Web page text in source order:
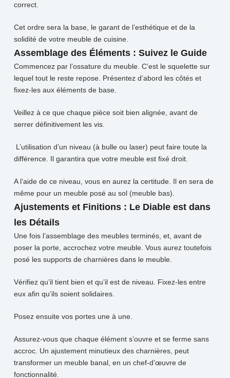
correct.
Cet ordre sera la base, le garant de l’esthétique et de la
solidité de votre meuble de cuisine.
Assemblage des Éléments : Suivez le Guide
Commencez par l’ossature du meuble. C’est le squelette sur
lequel tout le reste repose. Présentez d’abord les côtés et
fixez-les aux éléments de base.
Veillez à ce que chaque pièce soit bien alignée, avant de
serrer définitivement les vis.
L’utilisation d’un niveau (à bulle ou laser) peut faire toute la
différence. Il garantira que votre meuble est fixé droit.
A l’aide de ce niveau, vous en aurez la certitude. Il en sera de
même pour un meuble posé au sol (meuble bas).
Ajustements et Finitions : Le Diable est dans
les Détails
Une fois l’assemblage des meubles terminés, et, avant de
poser la porte, accrochez votre meuble. Vous aurez toutefois
posé les supports de charnières dans le meuble.
Vérifiez qu’il tient bien et qu’il est de niveau. Fixez-les entre
eux afin qu’ils soient solidaires.
Posez ensuite vos portes une à une.
Assurez-vous que chaque élément s’ouvre et se ferme sans
accroc. Un ajustement minutieux des charnières, peut
transformer un meuble banal, en un chef-d’œuvre de
fonctionnalité.